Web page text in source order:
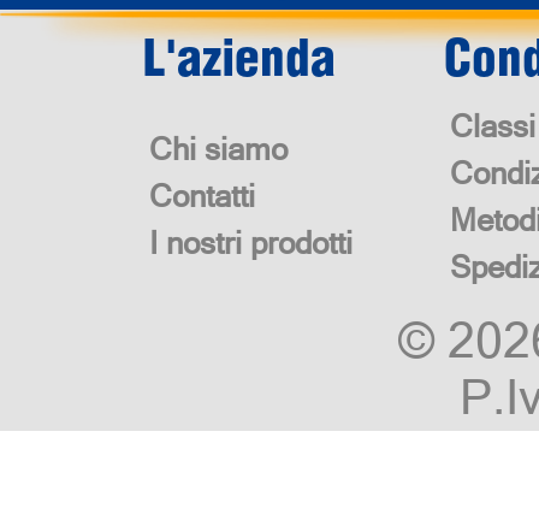
L'azienda
Chi siamo
Contatti
I nostri prodotti
©